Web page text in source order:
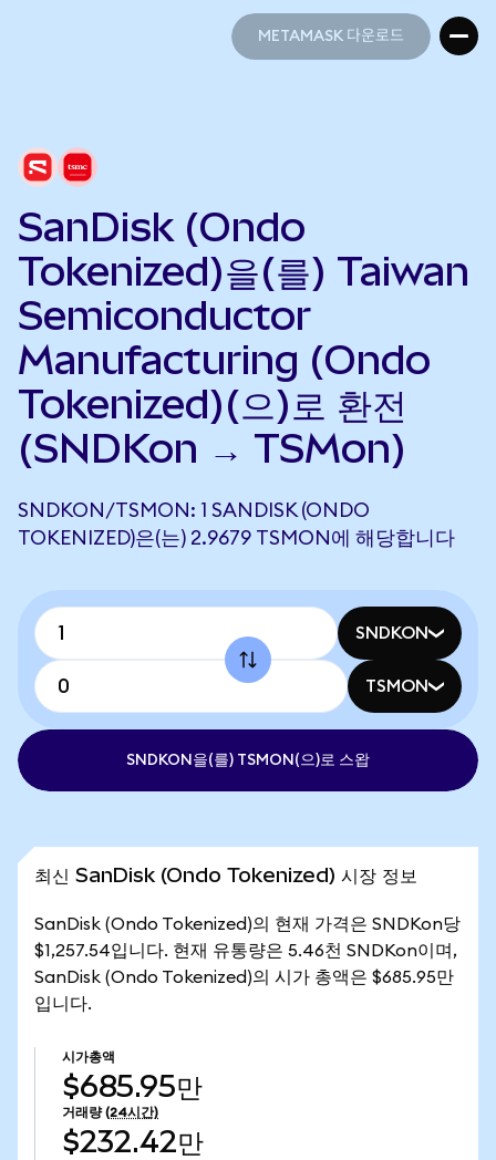
METAMASK 다운로드
SanDisk (Ondo
Tokenized)을(를) Taiwan
Semiconductor
Manufacturing (Ondo
Tokenized)(으)로 환전
(SNDKon → TSMon)
SNDKON/TSMON: 1 SANDISK (ONDO
TOKENIZED)은(는) 2.9679 TSMON에 해당합니다
SNDKON
TSMON
SNDKON을(를) TSMON(으)로 스왑
최신 SanDisk (Ondo Tokenized) 시장 정보
SanDisk (Ondo Tokenized)의 현재 가격은 SNDKon당
$1,257.54입니다. 현재 유통량은 5.46천 SNDKon이며,
SanDisk (Ondo Tokenized)의 시가 총액은 $685.95만
입니다.
시가총액
$685.95만
거래량 (24시간)
$232.42만